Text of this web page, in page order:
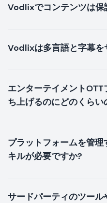
Vodlixでコンテンツは保
Vodlixは多言語と字幕を
エンターテイメント
ち上げるのにどのくら
プラットフォームを管
キルが必要ですか?
サードパーティのツー